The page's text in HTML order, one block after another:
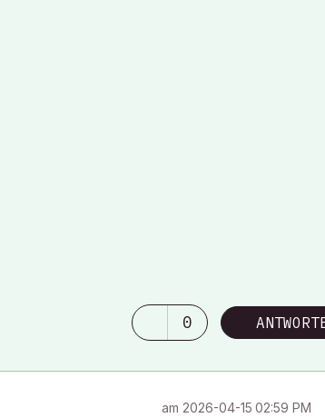
0
am ‎2026-04-15 02:59 PM